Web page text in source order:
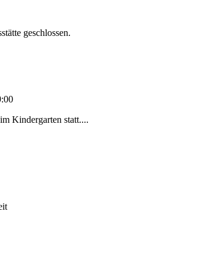
geschlossen.
Kindergarten statt....